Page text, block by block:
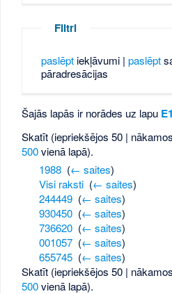
Filtri
paslēptiekļāvumi | paslēpt
pāradresācijas
Šajās lapās ir norādes uz lapu
Skatīt (iepriekšējos 50 |
500vienā lapā).
1988‎ (← saites)
Visi raksti‎ (← saites)
244449‎ (← saites)
930450‎ (← saites)
736620‎ (← saites)
001057‎ (← saites)
655745‎ (← saites)
Skatīt (iepriekšējos 50 |
500vienā lapā).